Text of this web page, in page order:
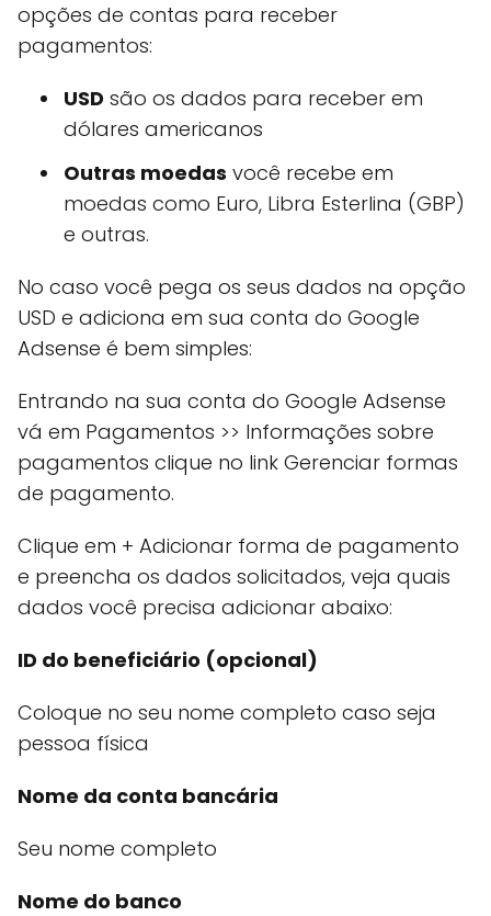
opções de contas para receber
pagamentos:
USD são os dados para receber em
dólares americanos
Outras moedas você recebe em
moedas como Euro, Libra Esterlina (GBP)
e outras.
No caso você pega os seus dados na opção
USD e adiciona em sua conta do Google
Adsense é bem simples:
Entrando na sua conta do Google Adsense
vá em Pagamentos >> Informações sobre
pagamentos clique no link Gerenciar formas
de pagamento.
Clique em + Adicionar forma de pagamento
e preencha os dados solicitados, veja quais
dados você precisa adicionar abaixo:
ID do beneficiário (opcional)
Coloque no seu nome completo caso seja
pessoa física
Nome da conta bancária
Seu nome completo
Nome do banco